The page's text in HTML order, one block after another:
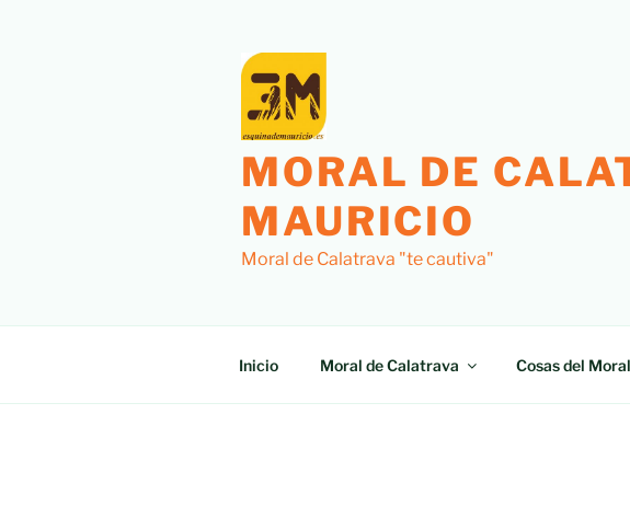
MORAL DE
MAURICIO
Moral de Calatrava "te cautiva"
Inicio Moral de Calatrava Cosas del Moral